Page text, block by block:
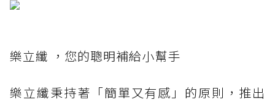
樂立纖 ，您的聰明補給小幫手
樂立纖秉持著「簡單又有感」的原則，推出